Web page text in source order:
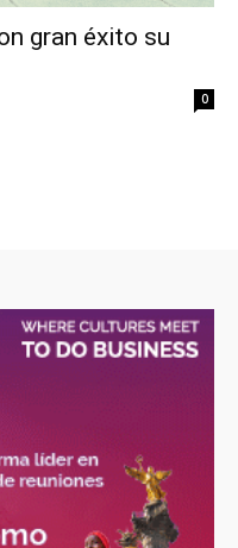
gran éxito su
0